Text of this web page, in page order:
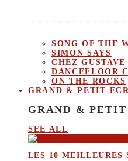
SONG OF THE
SIMON SAYS
CHEZ GUSTAVE
DANCEFLOOR
ON THE ROCKS
GRAND & PETIT
GRAND & PETIT
SEE ALL
LES 10 MEILLEURES